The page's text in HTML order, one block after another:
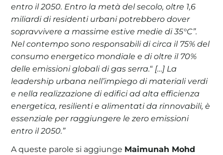
entro il 2050. Entro la metà del secolo, oltre 1,6
miliardi di residenti urbani potrebbero dover
sopravvivere a massime estive medie di 35°C”.
Nel contempo sono responsabili di circa il 75% del
consumo energetico mondiale e di oltre il 70%
delle emissioni globali di gas serra.“ […] La
leadership urbana nell’impiego di materiali verdi
e nella realizzazione di edifici ad alta efficienza
energetica, resilienti e alimentati da rinnovabili, è
essenziale per raggiungere le zero emissioni
entro il 2050.”
A queste parole si aggiunge Maimunah Mohd